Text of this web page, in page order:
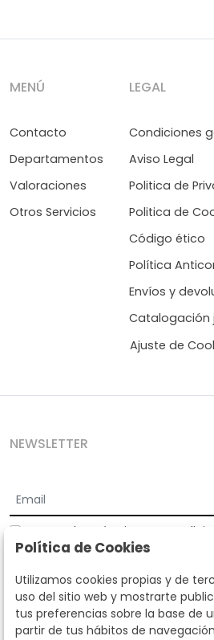
MENÚ
Contacto
Departamentos
Valoraciones
Otros Servicios
LEGAL
Condiciones
Aviso Legal
Politica de
Politica de
Código ético
Política
Envíos y
Catalogación
Ajuste de
NEWSLETTER
Acepto los Términos y
privacidad
Según la LOPD y disposiciones de
datos personales serán tratados por
finalidad de gestionar la relación
derechos de acceso, rectificación,
derechos en los términos establecidos
Política de Cookies
Utilizamos cookies propias y de
uso del sitio web y mostrarte
tus preferencias sobre la base de
partir de tus hábitos de